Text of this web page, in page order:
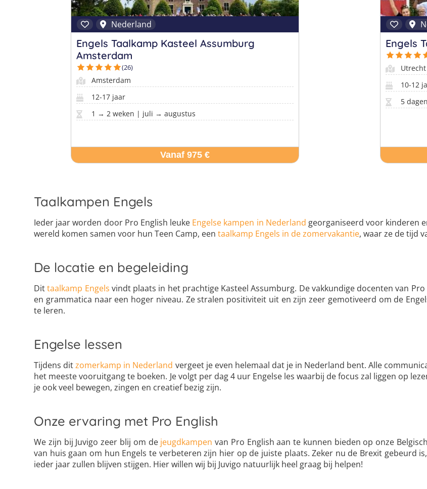
Nederland
Engels Taalkamp Kasteel Assumburg
Amsterdam
(26)
Amsterdam
12-17 jaar
1 → 2 weken | juli → augustus
Vanaf 975 €
Engels
Utrecht
10-12
5
Taalkampen Engels
Ieder jaar worden door Pro English leuke Engelse kampen in Nederland georganiseerd voor kinderen
wereld komen samen voor hun Teen Camp, eentaalkamp Engels in de zomervakantie, waar ze de tijd
De locatie en begeleiding
Dittaalkamp Engels vindt plaats in het prachtige Kasteel Assumburg. De vakkundige docenten van
en grammatica naar een hoger niveau. Ze stralen positiviteit uit en zijn zeer gemotiveerd om de
te leren.
Engelse lessen
Tijdens ditzomerkamp in Nederland vergeet je even helemaal dat je in Nederland bent. Alle
het meeste vooruitgang te boeken. Je volgt per dag 4 uur Engelse les waarbij de focus zal liggen op
je ook veel bewegen, zingen en creatief bezig zijn.
Onze ervaring met Pro English
We zijn bij Juvigo zeer blij om de jeugdkampen van Pro English aan te kunnen bieden op onze
van huis gaan om hun Engels te verbeteren zijn hier op de juiste plaats. Zeker nu de Brexit gebeurd
ieder jaar zullen blijven stijgen. Hier willen wij bij Juvigo natuurlijk heel graag bij helpen!